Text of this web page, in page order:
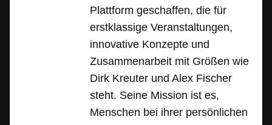
Plattform geschaffen, die für
erstklassige Veranstaltungen,
innovative Konzepte und
Zusammenarbeit mit Größen wie
Dirk Kreuter und Alex Fischer
steht. Seine Mission ist es,
Menschen bei ihrer persönlichen